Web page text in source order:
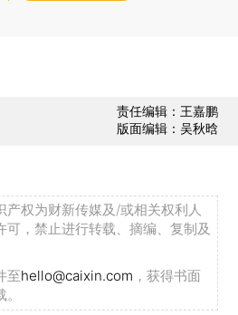
责任编辑：王嘉鹏
版面编辑：吴秋晗
产权为财新传媒及/或相关权利人
可，禁止进行转载、摘编、复制及
至hello@caixin.com ，获得书面